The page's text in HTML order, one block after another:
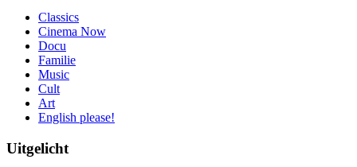
Classics
Cinema Now
Docu
Familie
Music
Cult
Art
English please!
Uitgelicht